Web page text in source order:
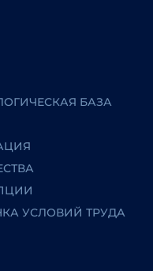
БАЗА
УСЛОВИЙ ТРУДА